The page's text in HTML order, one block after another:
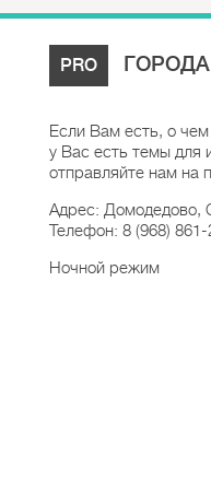
PRO
Если Вам есть, о
у Вас есть темы для
отправляйте нам на
Адрес: Домодедово,
Телефон: 8 (968) 861-
Ночной режим